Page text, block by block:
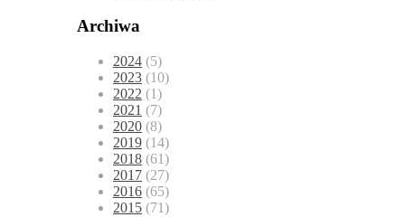
Archiwa
2024 (5)
2023 (10)
2022 (1)
2021 (7)
2020 (8)
2019 (14)
2018 (61)
2017 (27)
2016 (65)
2015 (71)